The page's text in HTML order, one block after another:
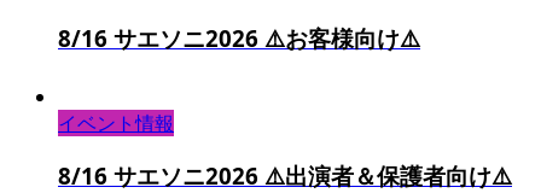
8/16 サエソニ2026 ⚠️お客様向け⚠️
イベント情報
8/16 サエソニ2026 ⚠️出演者＆保護者向け⚠️